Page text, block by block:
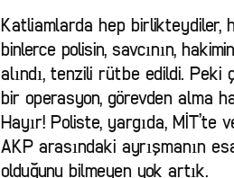
Katliamlarda hep birlikteydiler,
binlerce polisin, savcının,
alındı, tenzili rütbe edildi. Peki
bir operasyon, görevden alma
Hayır! Poliste, yargıda, MİT’te
AKP arasındaki ayrışmanın
olduğunu bilmeyen yok artık.